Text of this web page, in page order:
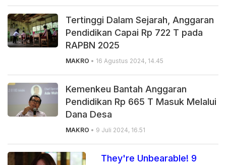
Tertinggi Dalam Sejarah, Anggaran
Pendidikan Capai Rp 722 T pada
RAPBN 2025
MAKRO • 16 Agustus 2024, 14.45
Kemenkeu Bantah Anggaran
Pendidikan Rp 665 T Masuk Melalui
Dana Desa
MAKRO • 9 Juli 2024, 16.51
They're Unbearable! 9